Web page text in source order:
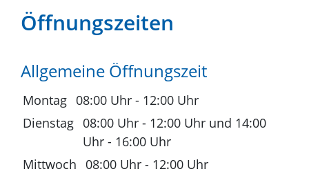
Öffnungszeiten
Allgemeine Öffnungszeit
Montag 08:00 Uhr - 12:00 Uhr
Dienstag 08:00 Uhr - 12:00 Uhr und 14:00
Uhr - 16:00 Uhr
Mittwoch
08:00 Uhr - 12:00 Uhr